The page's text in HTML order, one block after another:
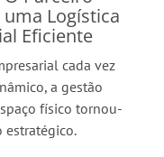
Logística
Eficiente
cada vez
a gestão
físico tornou-
estratégico.